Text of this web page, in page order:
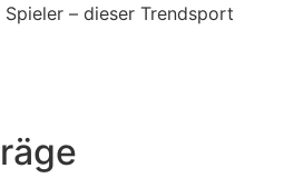
– dieser Trendsport